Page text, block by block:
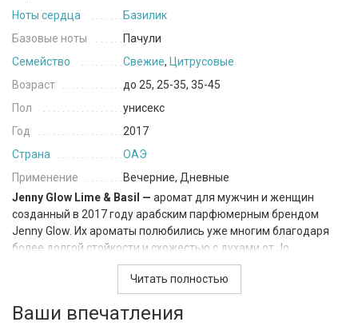
Ноты сердца
Базилик
Базовые ноты
Пачули
Семейство
Свежие, Цитрусовые
Возраст
до 25, 25-35, 35-45
Пол
унисекс
Год
2017
Страна
ОАЭ
Применение
Вечерние, Дневные
Jenny Glow Lime & Basil — аромат для мужчин и женщин
созданный в 2017 году арабским парфюмерным брендом
Jenny Glow. Их ароматы полюбились уже многим благодаря
более долгой стойкости и схожестью с духами от Jo
Malone. Их творения гармонично сочетают в себе лучшие
восточные традиции создания ароматов и классические
основы европейской парфюмерии.
Читать полностью
Ваши впечатления